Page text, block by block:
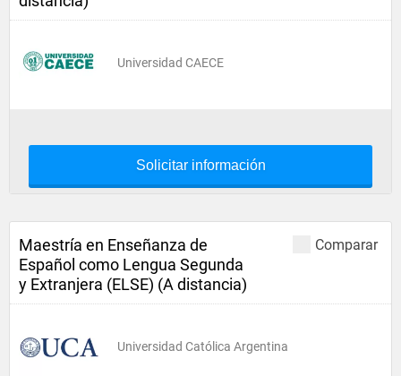
Universidad CAECE
Solicitar información
Comparar
Maestría en Enseñanza de
Español como Lengua Segunda
y Extranjera (ELSE) (A distancia)
Universidad Católica Argentina